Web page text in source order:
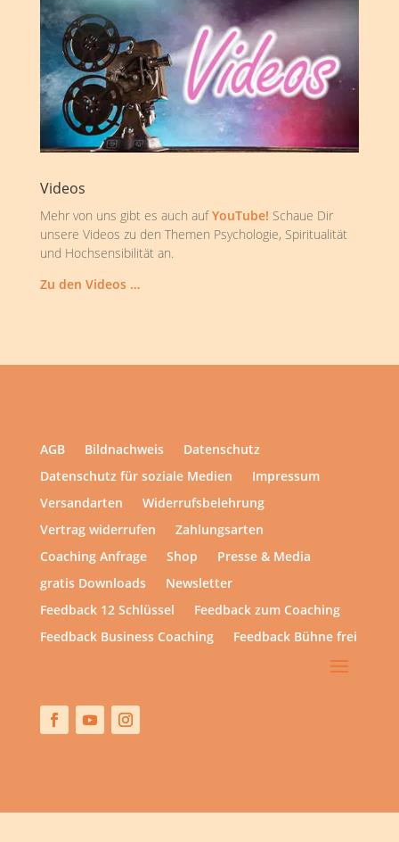
Videos
Mehr von uns gibt es auch aufYouTube! Schaue Dir
unsere Videos zu den Themen Psychologie, Spiritualität
und Hochsensibilität an.
Zu den Videos …
AGB Bildnachweis
Datenschutz
Datenschutz für soziale Medien
Impressum
Versandarten
Widerrufsbelehrung
Vertrag widerrufen
Zahlungsarten
Coaching Anfrage
Shop
Presse & Media
gratis Downloads
Newsletter
Feedback 12 Schlüssel
Feedback zum Coaching
Feedback Business Coaching
Feedback Bühne frei